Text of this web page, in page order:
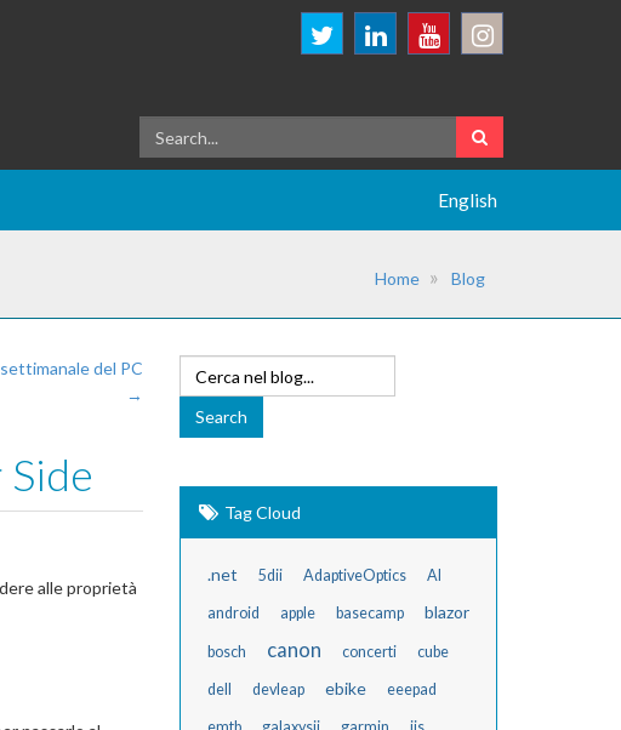
English
Home Blog
del PC
→
alle proprietà
Tag Cloud
.net 5dii AdaptiveOptics AI
android apple basecamp blazor
bosch canon concerti cube
dell devleap ebike eeepad